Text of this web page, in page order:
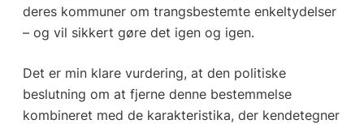
deres kommuner om trangsbestemte enkeltydelser
– og vil sikkert gøre det igen og igen.
Det er min klare vurdering, at den politiske
beslutning om at fjerne denne bestemmelse
kombineret med de karakteristika, der kendetegner